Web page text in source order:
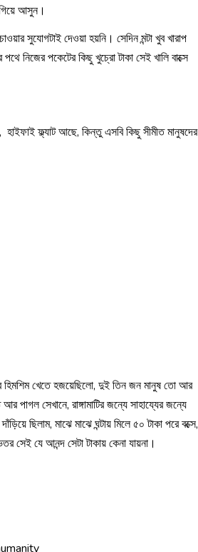
আসুন।
সুযোগটাই দেওয়া হয়নি। সেদিন মন্টা খুব খারাপ
নিজের পকেটের কিছু খুচ্রো টাকা সেই খালি বাক্সে
হাইফাই ফ্ল্যাট আছে, কিন্তু এসবি কিছু সীমীত মানুষদের
হিমশিম খেতে হজয়েছিলো, দুই তিন জন মানুষ তো আর
সেখানে, রাঙ্গামাটির জন্যে সাহায্যের জন্যে
ছিলাম, মাঝে মাঝে ঘন্টায় মিলে ৫০ টাকা পরে বক্সে,
সেই যে আনন্দ সেটা টাকায় কেনা যায়না।